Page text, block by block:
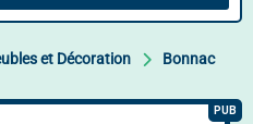
et Décoration Bonnac